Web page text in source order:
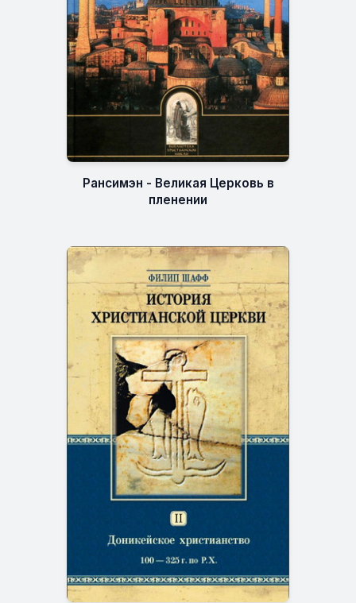
Рансимэн - Великая Церковь в
пленении